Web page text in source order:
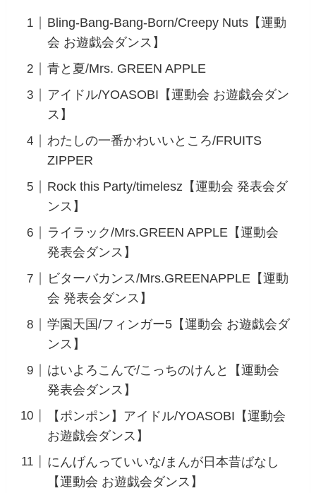
Bling-Bang-Bang-Born/Creepy Nuts【運動
会 お遊戯会ダンス】
青と夏/Mrs. GREEN APPLE
アイドル/YOASOBI【運動会 お遊戯会ダン
ス】
わたしの一番かわいいところ/FRUITS
ZIPPER
Rock this Party/timelesz【運動会 発表会ダ
ンス】
ライラック/Mrs.GREEN APPLE【運動会
発表会ダンス】
ビターバカンス/Mrs.GREENAPPLE【運動
会 発表会ダンス】
学園天国/フィンガー5【運動会 お遊戯会ダ
ンス】
はいよろこんで/こっちのけんと【運動会
発表会ダンス】
【ポンポン】アイドル/YOASOBI【運動会
お遊戯会ダンス】
にんげんっていいな/まんが日本昔ばなし
【運動会 お遊戯会ダンス】